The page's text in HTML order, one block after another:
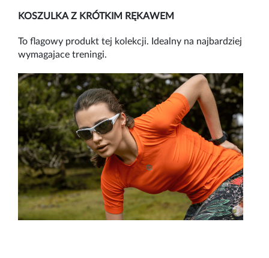
KOSZULKA Z KRÓTKIM RĘKAWEM
To flagowy produkt tej kolekcji. Idealny na najbardziej
wymagajace treningi.